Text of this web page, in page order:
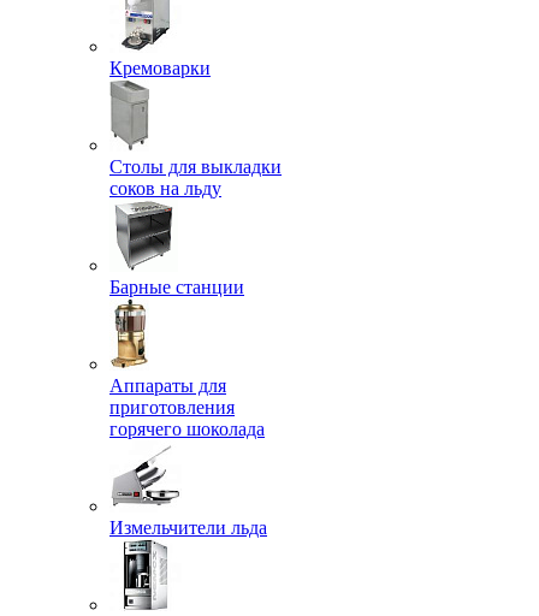
Кремоварки
Столы для выкладки
соков на льду
Барные станции
Аппараты для
приготовления
горячего шоколада
Измельчители льда